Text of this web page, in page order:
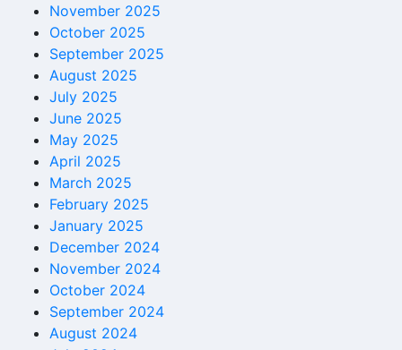
November 2025
October 2025
September 2025
August 2025
July 2025
June 2025
May 2025
April 2025
March 2025
February 2025
January 2025
December 2024
November 2024
October 2024
September 2024
August 2024